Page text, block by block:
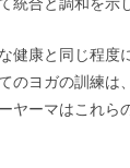
統合と調和を示
健康と同じ程度
のヨガの訓練は
ヤーマはこれら